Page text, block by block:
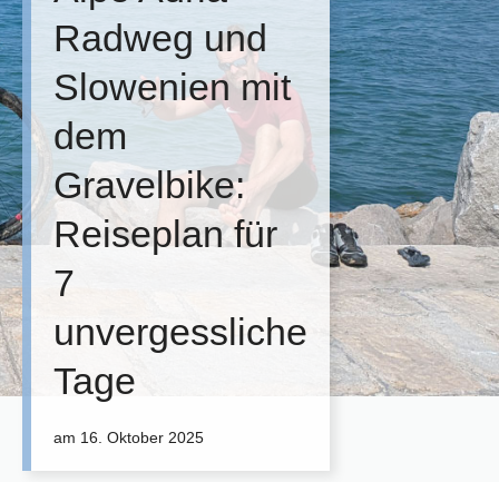
Radweg und
Slowenien mit
dem
Gravelbike:
Reiseplan für
7
unvergessliche
Tage
am 16. Oktober 2025